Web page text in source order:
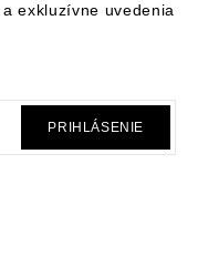
exkluzívne uvedenia
PRIHLÁSENIE